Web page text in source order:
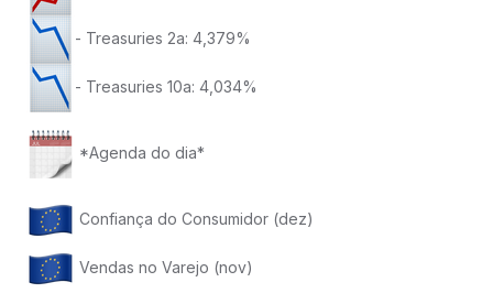
- Treasuries 2a: 4,379%
- Treasuries 10a: 4,034%
*Agenda do dia*
Confiança do Consumidor (dez)
Vendas no Varejo (nov)